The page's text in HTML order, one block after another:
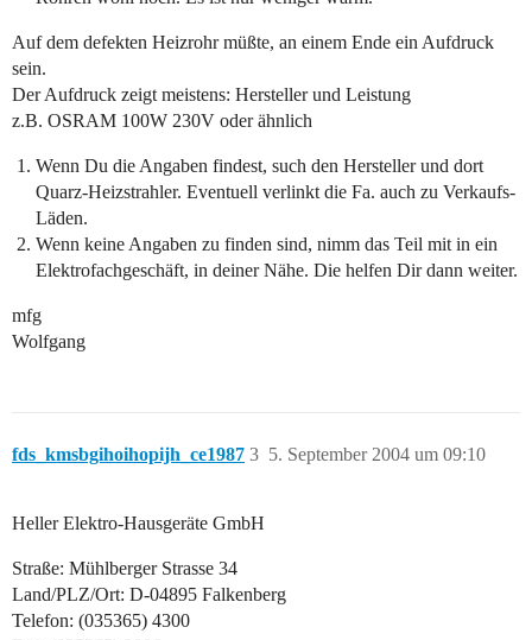
Auf dem defekten Heizrohr müßte, an einem Ende ein Aufdruck
sein.
Der Aufdruck zeigt meistens: Hersteller und Leistung
z.B. OSRAM 100W 230V oder ähnlich
Wenn Du die Angaben findest, such den Hersteller und dort
Quarz-Heizstrahler. Eventuell verlinkt die Fa. auch zu Verkaufs-
Läden.
Wenn keine Angaben zu finden sind, nimm das Teil mit in ein
Elektrofachgeschäft, in deiner Nähe. Die helfen Dir dann weiter.
mfg
Wolfgang
fds_kmsbgihoihopijh_ce1987 5. September 2004 um 09:10
3
Heller Elektro-Hausgeräte GmbH
Straße: Mühlberger Strasse 34
Land/PLZ/Ort: D-04895 Falkenberg
Telefon: (035365) 4300